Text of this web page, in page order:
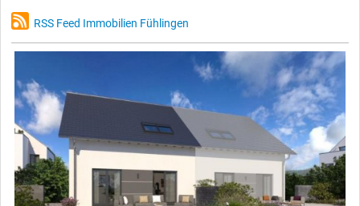
RSS Feed Immobilien Fühlingen